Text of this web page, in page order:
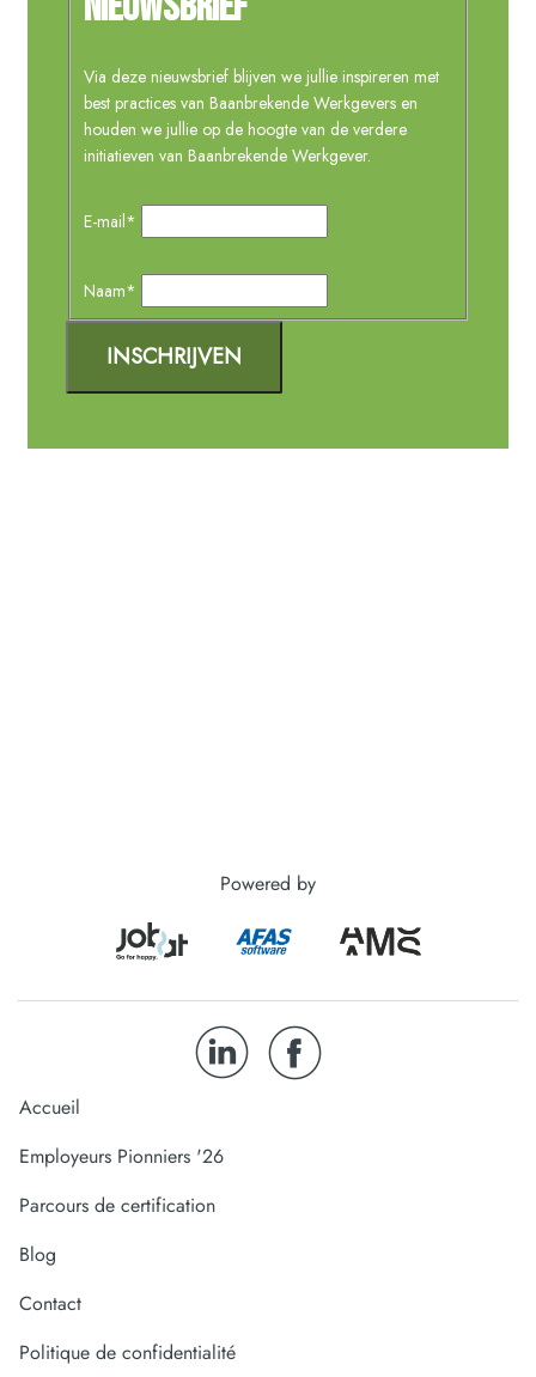
Powered by
Accueil
Employeurs Pionniers '26
Parcours de certification
Blog
Contact
Politique de confidentialité